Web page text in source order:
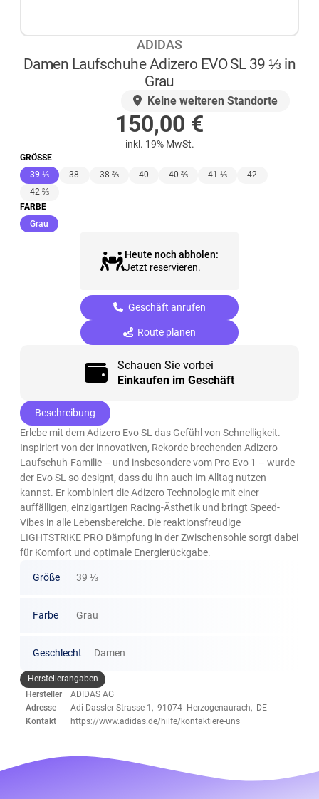
ADIDAS
Damen Laufschuhe Adizero EVO SL 39 ⅓ in
Grau
Keine weiteren Standorte
150,00 €
inkl. 19% MwSt.
GRÖSSE
39 ⅓(ausgewählt)
38 38 ⅔ 40 40 ⅔ 41 ⅓
42
42 ⅔
FARBE
Grau (ausgewählt)
Heute noch abholen:
Jetzt reservieren.
Geschäft anrufen
Route planen
Schauen Sie vorbei
Einkaufen im Geschäft
Beschreibung
Erlebe mit dem Adizero Evo SL das Gefühl von Schnelligkeit.
Inspiriert von der innovativen, Rekorde brechenden Adizero
Laufschuh-Familie – und insbesondere vom Pro Evo 1 – wurde
der Evo SL so designt, dass du ihn auch im Alltag nutzen
kannst. Er kombiniert die Adizero Technologie mit einer
auffälligen, einzigartigen Racing-Ästhetik und bringt Speed-
Vibes in alle Lebensbereiche. Die reaktionsfreudige
LIGHTSTRIKE PRO Dämpfung in der Zwischensohle sorgt dabei
für Komfort und optimale Energierückgabe.
Größe 39 ⅓
Farbe Grau
Geschlecht Damen
Herstellerangaben
Hersteller
ADIDAS AG
Adresse
Adi-Dassler-Strasse 1, 91074 Herzogenaurach, DE
Kontakt
https://www.adidas.de/hilfe/kontaktiere-uns